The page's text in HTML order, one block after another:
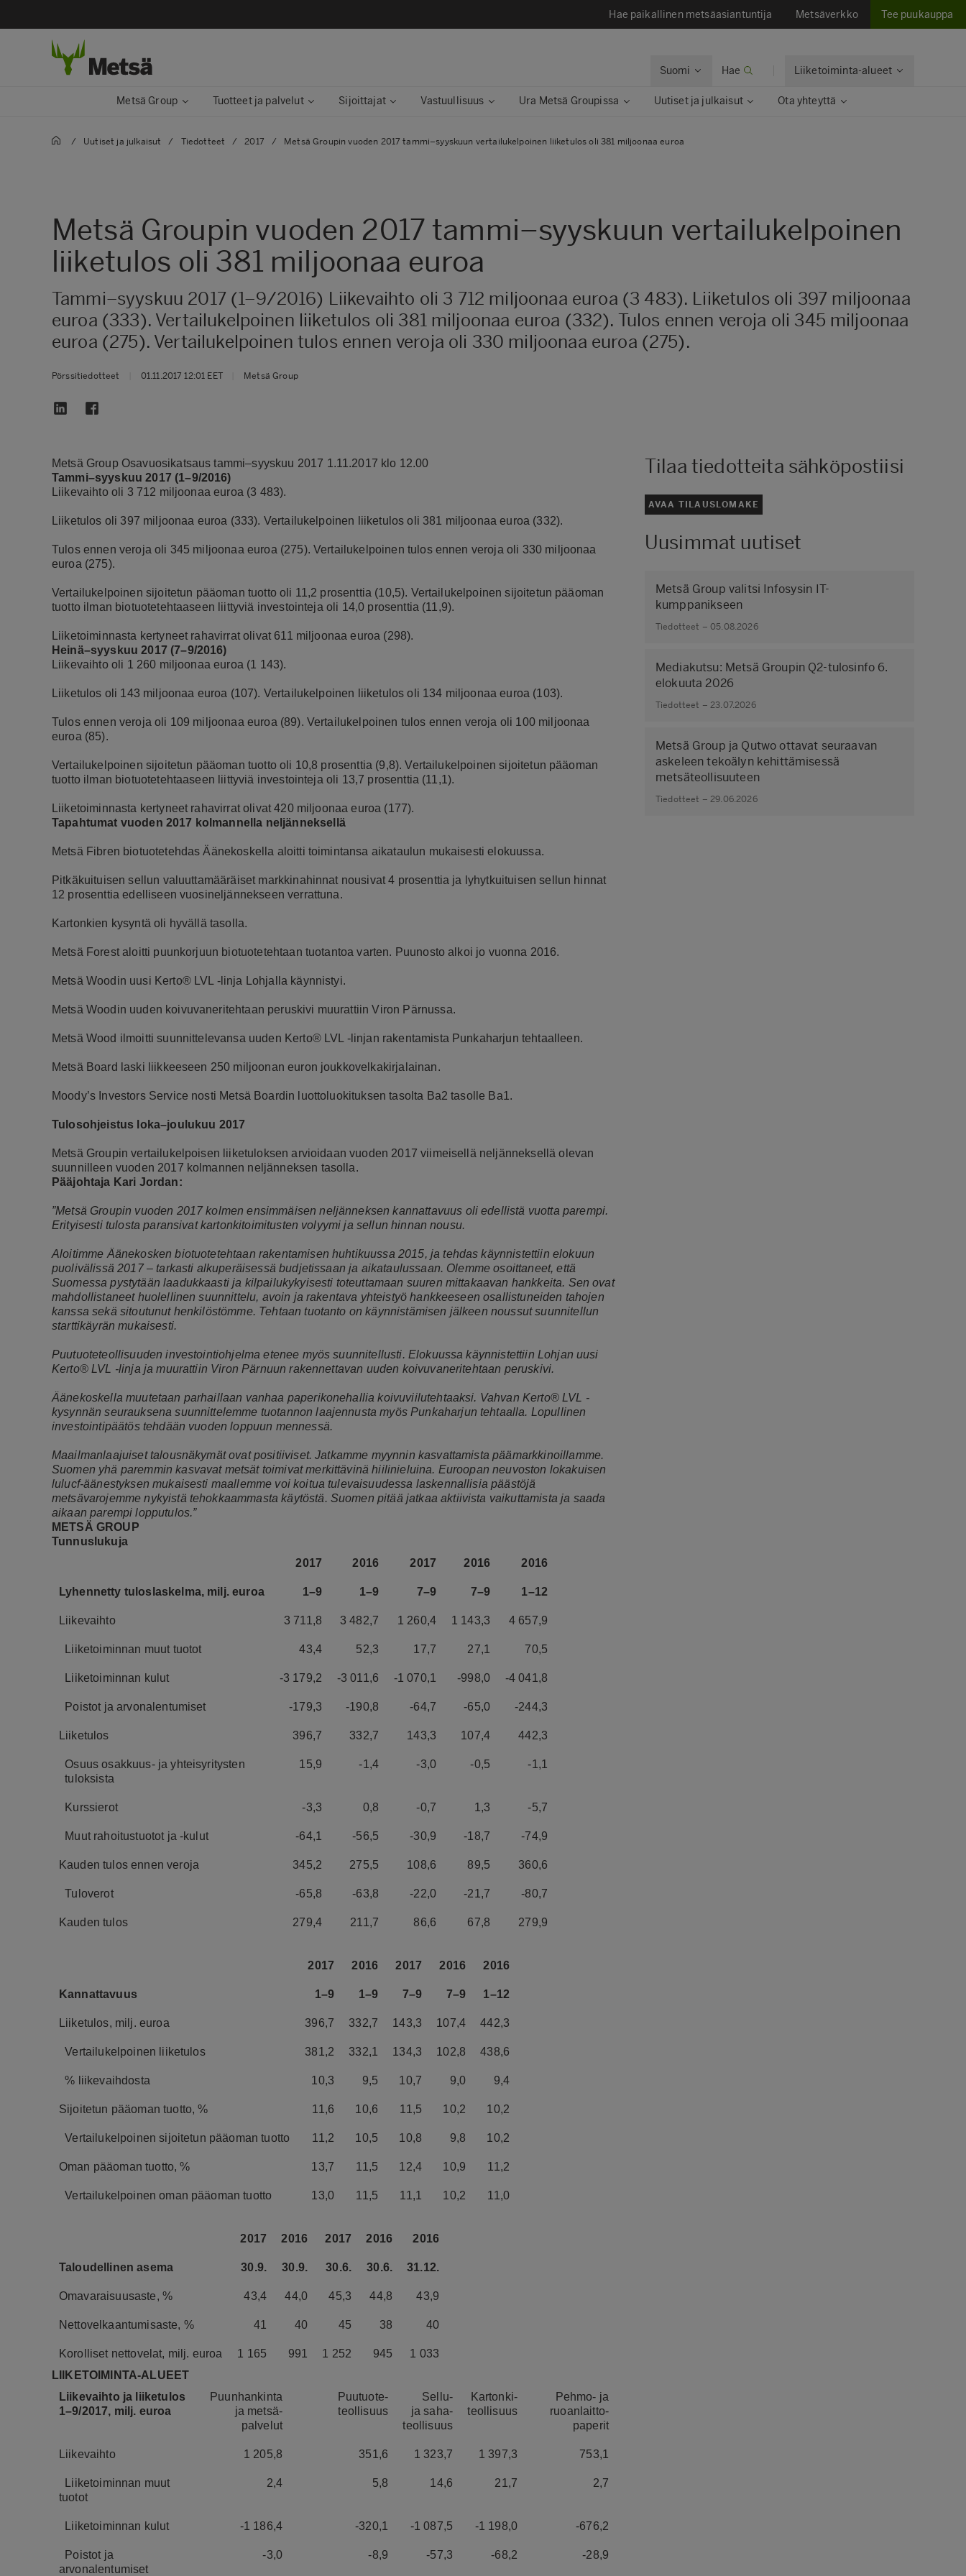
Hae paikallinen metsäasiantuntija Metsäverkko Tee puukauppa
Suomi Hae Liiketoiminta-alueet
Metsä Group Tuotteet ja palvelut Sijoittajat Vastuullisuus Ura Metsä Groupissa Uutiset ja julkaisut Ota yhteyttä
/ Uutiset ja julkaisut / Tiedotteet / 2017 / Metsä Groupin vuoden 2017 tammi–syyskuun vertailukelpoinen liiketulos oli 381 miljoonaa euroa
Metsä Groupin vuoden 2017 tammi–syyskuun vertailukelpoinen
liiketulos oli 381 miljoonaa euroa
Tammi–syyskuu 2017 (1–9/2016) Liikevaihto oli 3 712 miljoonaa euroa (3 483). Liiketulos oli 397 miljoonaa
euroa (333). Vertailukelpoinen liiketulos oli 381 miljoonaa euroa (332). Tulos ennen veroja oli 345 miljoonaa
euroa (275). Vertailukelpoinen tulos ennen veroja oli 330 miljoonaa euroa (275).
Pörssitiedotteet 01.11.2017 12:01 EET Metsä Group
Metsä Group Osavuosikatsaus tammi–syyskuu 2017 1.11.2017 klo 12.00
Tammi–syyskuu 2017 (1–9/2016)
Liikevaihto oli 3 712 miljoonaa euroa (3 483).
Liiketulos oli 397 miljoonaa euroa (333). Vertailukelpoinen liiketulos oli 381 miljoonaa euroa (332).
Tulos ennen veroja oli 345 miljoonaa euroa (275). Vertailukelpoinen tulos ennen veroja oli 330 miljoonaa
euroa (275).
Vertailukelpoinen sijoitetun pääoman tuotto oli 11,2 prosenttia (10,5). Vertailukelpoinen sijoitetun pääoman
tuotto ilman biotuotetehtaaseen liittyviä investointeja oli 14,0 prosenttia (11,9).
Liiketoiminnasta kertyneet rahavirrat olivat 611 miljoonaa euroa (298).
Heinä–syyskuu 2017 (7–9/2016)
Liikevaihto oli 1 260 miljoonaa euroa (1 143).
Liiketulos oli 143 miljoonaa euroa (107). Vertailukelpoinen liiketulos oli 134 miljoonaa euroa (103).
Tulos ennen veroja oli 109 miljoonaa euroa (89). Vertailukelpoinen tulos ennen veroja oli 100 miljoonaa
euroa (85).
Vertailukelpoinen sijoitetun pääoman tuotto oli 10,8 prosenttia (9,8). Vertailukelpoinen sijoitetun pääoman
tuotto ilman biotuotetehtaaseen liittyviä investointeja oli 13,7 prosenttia (11,1).
Liiketoiminnasta kertyneet rahavirrat olivat 420 miljoonaa euroa (177).
Tapahtumat vuoden 2017 kolmannella neljänneksellä
Metsä Fibren biotuotetehdas Äänekoskella aloitti toimintansa aikataulun mukaisesti elokuussa.
Pitkäkuituisen sellun valuuttamääräiset markkinahinnat nousivat 4 prosenttia ja lyhytkuituisen sellun hinnat
12 prosenttia edelliseen vuosineljännekseen verrattuna.
Kartonkien kysyntä oli hyvällä tasolla.
Metsä Forest aloitti puunkorjuun biotuotetehtaan tuotantoa varten. Puunosto alkoi jo vuonna 2016.
Metsä Woodin uusi Kerto® LVL -linja Lohjalla käynnistyi.
Metsä Woodin uuden koivuvaneritehtaan peruskivi muurattiin Viron Pärnussa.
Metsä Wood ilmoitti suunnittelevansa uuden Kerto® LVL -linjan rakentamista Punkaharjun tehtaalleen.
Metsä Board laski liikkeeseen 250 miljoonan euron joukkovelkakirjalainan.
Moody’s Investors Service nosti Metsä Boardin luottoluokituksen tasolta Ba2 tasolle Ba1.
Tulosohjeistus loka–joulukuu 2017
Metsä Groupin vertailukelpoisen liiketuloksen arvioidaan vuoden 2017 viimeisellä neljänneksellä olevan
suunnilleen vuoden 2017 kolmannen neljänneksen tasolla.
Pääjohtaja Kari Jordan:
”Metsä Groupin vuoden 2017 kolmen ensimmäisen neljänneksen kannattavuus oli edellistä vuotta parempi.
Erityisesti tulosta paransivat kartonkitoimitusten volyymi ja sellun hinnan nousu.
Aloitimme Äänekosken biotuotetehtaan rakentamisen huhtikuussa 2015, ja tehdas käynnistettiin elokuun
puolivälissä 2017 – tarkasti alkuperäisessä budjetissaan ja aikataulussaan. Olemme osoittaneet, että
Suomessa pystytään laadukkaasti ja kilpailukykyisesti toteuttamaan suuren mittakaavan hankkeita. Sen ovat
mahdollistaneet huolellinen suunnittelu, avoin ja rakentava yhteistyö hankkeeseen osallistuneiden tahojen
kanssa sekä sitoutunut henkilöstömme. Tehtaan tuotanto on käynnistämisen jälkeen noussut suunnitellun
starttikäyrän mukaisesti.
Puutuoteteollisuuden investointiohjelma etenee myös suunnitellusti. Elokuussa käynnistettiin Lohjan uusi
Kerto® LVL -linja ja muurattiin Viron Pärnuun rakennettavan uuden koivuvaneritehtaan peruskivi.
Äänekoskella muutetaan parhaillaan vanhaa paperikonehallia koivuviilutehtaaksi. Vahvan Kerto® LVL -
kysynnän seurauksena suunnittelemme tuotannon laajennusta myös Punkaharjun tehtaalla. Lopullinen
investointipäätös tehdään vuoden loppuun mennessä.
Maailmanlaajuiset talousnäkymät ovat positiiviset. Jatkamme myynnin kasvattamista päämarkkinoillamme.
Suomen yhä paremmin kasvavat metsät toimivat merkittävinä hiilinieluina. Euroopan neuvoston lokakuisen
lulucf-äänestyksen mukaisesti maallemme voi koitua tulevaisuudessa laskennallisia päästöjä
metsävarojemme nykyistä tehokkaammasta käytöstä. Suomen pitää jatkaa aktiivista vaikuttamista ja saada
aikaan parempi lopputulos.”
METSÄ GROUP
Tunnuslukuja
2017
2016 2017 2016 2016
Lyhennetty tuloslaskelma, milj. euroa 1–9 1–9 7–9 7–9 1–12
Liikevaihto 3 711,8 3 482,7 1 260,4 1 143,3 4 657,9
Liiketoiminnan muut tuotot 43,4 52,3 17,7 27,1 70,5
Liiketoiminnan kulut -3 179,2 -3 011,6 -1 070,1 -998,0 -4 041,8
Poistot ja arvonalentumiset -179,3 -190,8 -64,7 -65,0 -244,3
Liiketulos 396,7 332,7 143,3 107,4 442,3
Osuus osakkuus- ja yhteisyritysten
tuloksista
15,9 -1,4 -3,0 -0,5 -1,1
Kurssierot -3,3 0,8 -0,7 1,3 -5,7
Muut rahoitustuotot ja -kulut -64,1 -56,5 -30,9 -18,7 -74,9
Kauden tulos ennen veroja 345,2 275,5 108,6 89,5 360,6
Tuloverot -65,8 -63,8 -22,0 -21,7 -80,7
Kauden tulos 279,4 211,7 86,6 67,8 279,9
2017 2016 2017 2016 2016
Kannattavuus 1–9 1–9 7–9 7–9 1–12
Liiketulos, milj. euroa 396,7 332,7 143,3 107,4 442,3
Vertailukelpoinen liiketulos 381,2 332,1 134,3 102,8 438,6
% liikevaihdosta 10,3 9,5 10,7 9,0 9,4
Sijoitetun pääoman tuotto, % 11,6 10,6 11,5 10,2 10,2
Vertailukelpoinen sijoitetun pääoman tuotto 11,2 10,5 10,8 9,8 10,2
Oman pääoman tuotto, % 13,7 11,5 12,4 10,9 11,2
Vertailukelpoinen oman pääoman tuotto 13,0 11,5 11,1 10,2 11,0
2017 2016 2017 2016 2016
Taloudellinen asema 30.9. 30.9. 30.6. 30.6. 31.12.
Omavaraisuusaste, % 43,4 44,0 45,3 44,8 43,9
Nettovelkaantumisaste, % 41 40 45 38 40
Korolliset nettovelat, milj. euroa 1 165 991 1 252 945
1 033
LIIKETOIMINTA-ALUEET
Liikevaihto ja liiketulos
1–9/2017, milj. euroa
Puunhankinta
ja metsä-
palvelut
Puutuote-
teollisuus
Sellu-
ja saha-
teollisuus
Kartonki-
teollisuus
Pehmo- ja
ruoanlaitto-
paperit
Liikevaihto 1 205,8 351,6 1 323,7 1 397,3 753,1
Liiketoiminnan muut
tuotot
2,4 5,8 14,6 21,7 2,7
Liiketoiminnan kulut -1 186,4 -320,1 -1 087,5 -1 198,0 -676,2
Poistot ja
arvonalentumiset
-3,0 -8,9 -57,3 -68,2 -28,9
Tilaa tiedotteita sähköpostiisi
AVAA TILAUSLOMAKE
Uusimmat uutiset
Metsä Group valitsi Infosysin IT-
kumppanikseen
Tiedotteet – 05.08.2026
Mediakutsu: Metsä Groupin Q2-tulosinfo 6.
elokuuta 2026
Tiedotteet – 23.07.2026
Metsä Group ja Qutwo ottavat seuraavan
askeleen tekoälyn kehittämisessä
metsäteollisuuteen
Tiedotteet – 29.06.2026